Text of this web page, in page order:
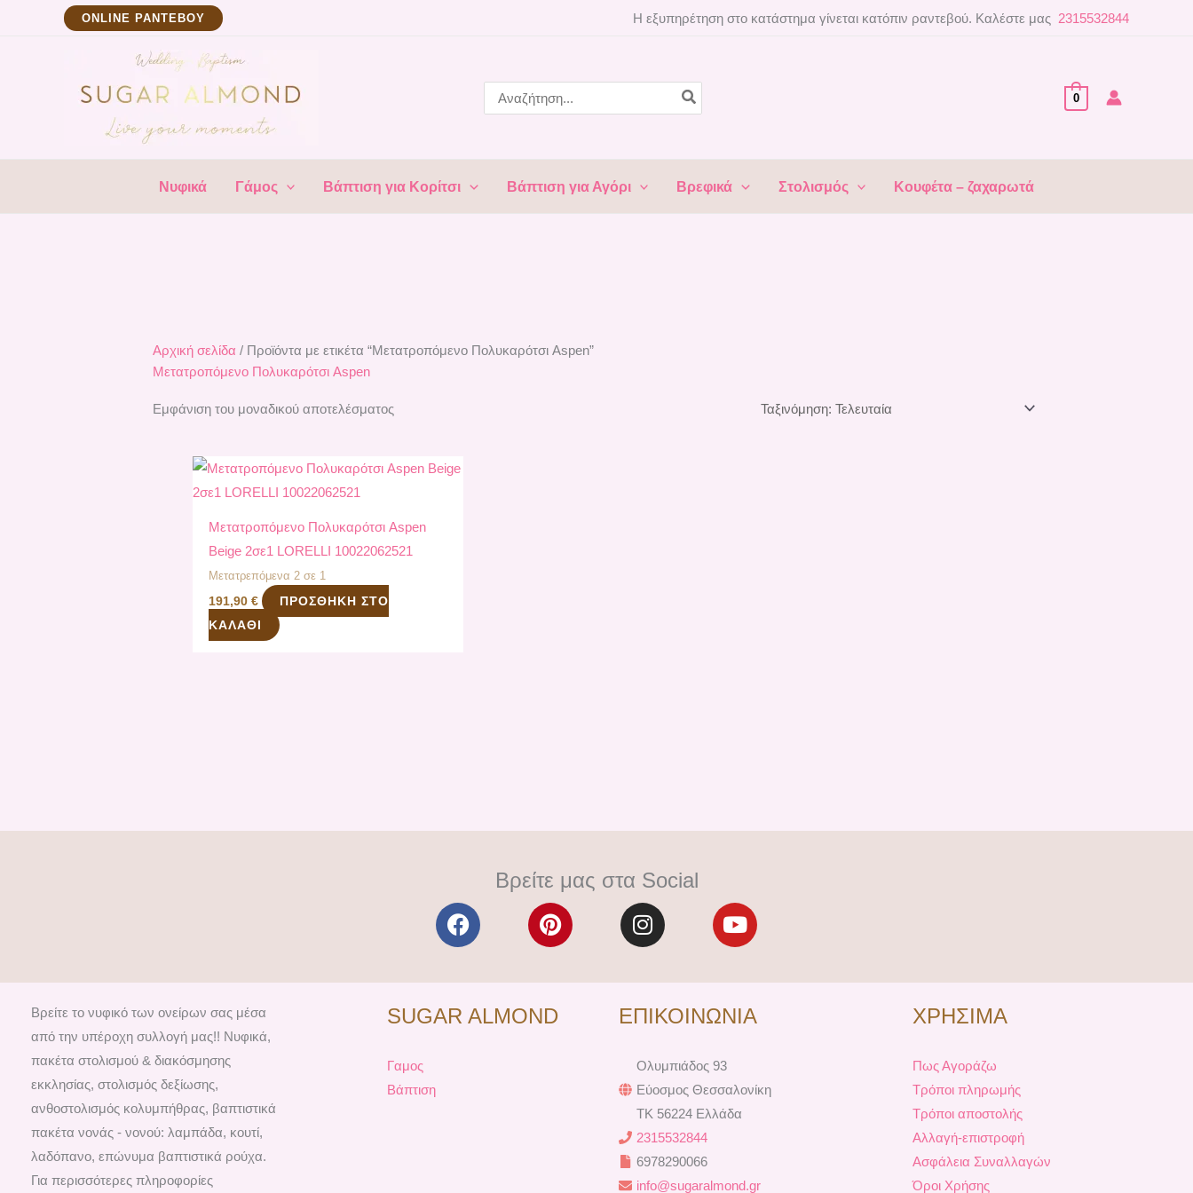
ΟNLINE ΡΑΝΤΕΒΟΥ Η εξυπηρέτηση στο κατάστημα γίνεται κατόπιν ραντεβού. Καλέστε μας 2315532844
for:
0
Νυφικά Γάμος Βάπτιση για Κορίτσι Βάπτιση για Αγόρι Βρεφικά Στολισμός Κουφέτα – ζαχαρωτά
Αρχική σελίδα / Προϊόντα με ετικέτα “Μετατροπόμενο Πολυκαρότσι Aspen”
Μετατροπόμενο Πολυκαρότσι Aspen
Εμφάνιση του μοναδικού αποτελέσματος
Μετατροπόμενο Πολυκαρότσι Aspen
Beige 2σε1 LORELLI 10022062521
Μετατρεπόμενα 2 σε 1
191,90€
ΠΡΟΣΘΉΚΗ ΣΤΟ
ΚΑΛΆΘΙ
Βρείτε μας στα Social
F
a
e
o
P
i
t
r
I
n
t
g
a
m
Y
o
t
b
Βρείτε το νυφικό των ονείρων σας μέσα
από την υπέροχη συλλογή μας!! Νυφικά,
πακέτα στολισμού & διακόσμησης
εκκλησίας, στολισμός δεξίωσης,
ανθοστολισμός κολυμπήθρας, βαπτιστικά
πακέτα νονάς - νονού: λαμπάδα, κουτί,
λαδόπανο, επώνυμα βαπτιστικά ρούχα.
Για περισσότερες πληροφορίες
SUGAR ALMOND
Γαμος
Βάπτιση
ΕΠΙΚΟΙΝΩΝΙΑ
Ολυμπιάδος 93
Εύοσμος Θεσσαλονίκη
TK 56224 Ελλάδα
2315532844
6978290066
info@sugaralmond.gr
ΧΡΗΣΙΜΑ
Πως Αγοράζω
Τρόποι πληρωμής
Τρόποι αποστολής
Αλλαγή-επιστροφή
Ασφάλεια Συναλλαγών
Όροι Χρήσης